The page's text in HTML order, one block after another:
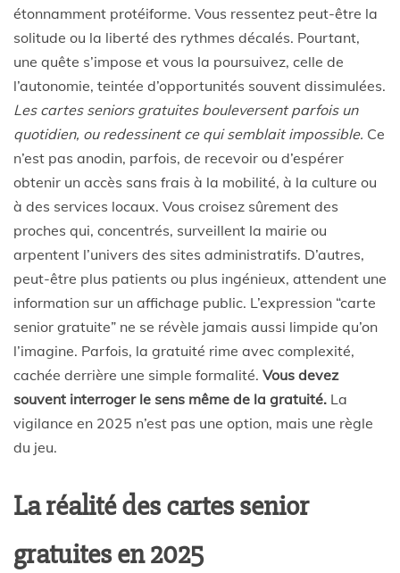
étonnamment protéiforme. Vous ressentez peut-être la
solitude ou la liberté des rythmes décalés. Pourtant,
une quête s’impose et vous la poursuivez, celle de
l’autonomie, teintée d’opportunités souvent dissimulées.
Les cartes seniors gratuites bouleversent parfois un
quotidien, ou redessinent ce qui semblait impossible. Ce
n’est pas anodin, parfois, de recevoir ou d’espérer
obtenir un accès sans frais à la mobilité, à la culture ou
à des services locaux. Vous croisez sûrement des
proches qui, concentrés, surveillent la mairie ou
arpentent l’univers des sites administratifs. D’autres,
peut-être plus patients ou plus ingénieux, attendent une
information sur un affichage public. L’expression “carte
senior gratuite” ne se révèle jamais aussi limpide qu’on
l’imagine. Parfois, la gratuité rime avec complexité,
cachée derrière une simple formalité. Vous devez
souvent interroger le sens même de la gratuité. La
vigilance en 2025 n’est pas une option, mais une règle
du jeu.
La réalité des cartes senior
gratuites en 2025